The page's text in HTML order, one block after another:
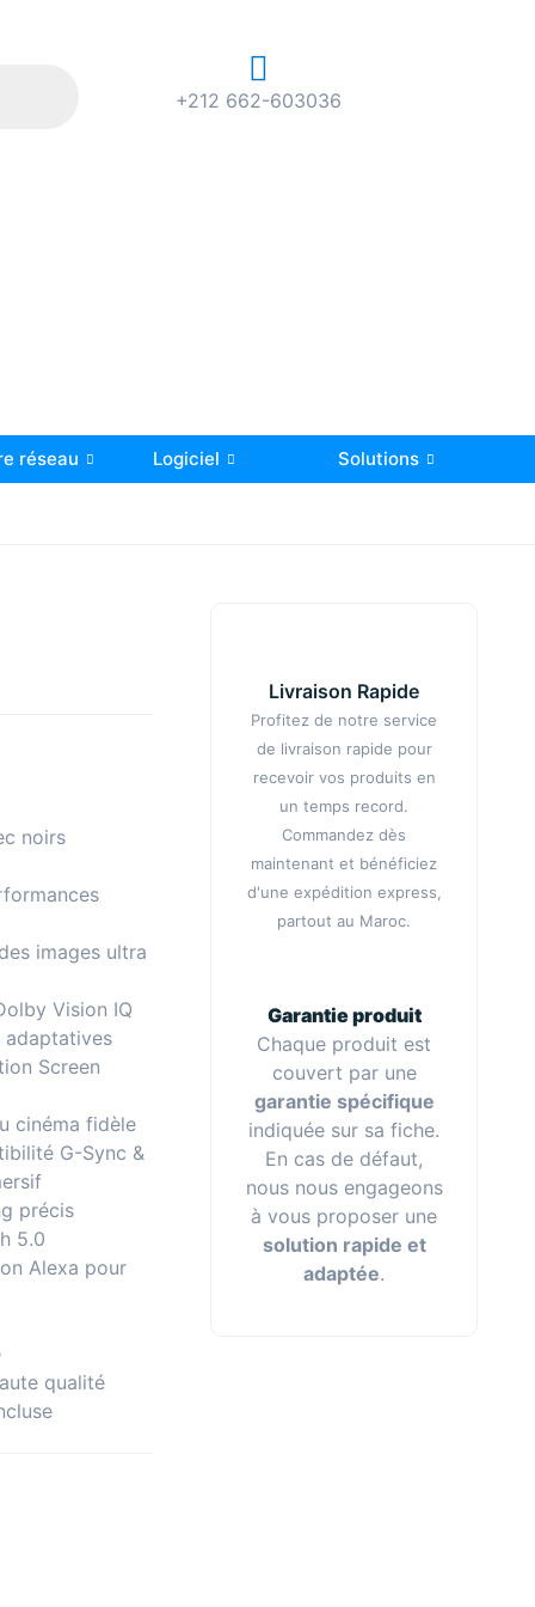
+212 662-603036
réseau Logiciel Solutions
noirs
images ultra
Vision IQ
adaptatives
Screen
cinéma fidèle
G-Sync &
précis
5.0
Alexa pour
qualité
Livraison Rapide
Profitez de notre service
de livraison rapide pour
recevoir vos produits en
un temps record.
Commandez dès
maintenant et bénéficiez
d'une expédition express,
partout au Maroc.
Garantie produit
Chaque produit est
couvert par une
garantie spécifique
indiquée sur sa fiche.
En cas de défaut,
nous nous engageons
à vous proposer une
solution rapide et
adaptée.